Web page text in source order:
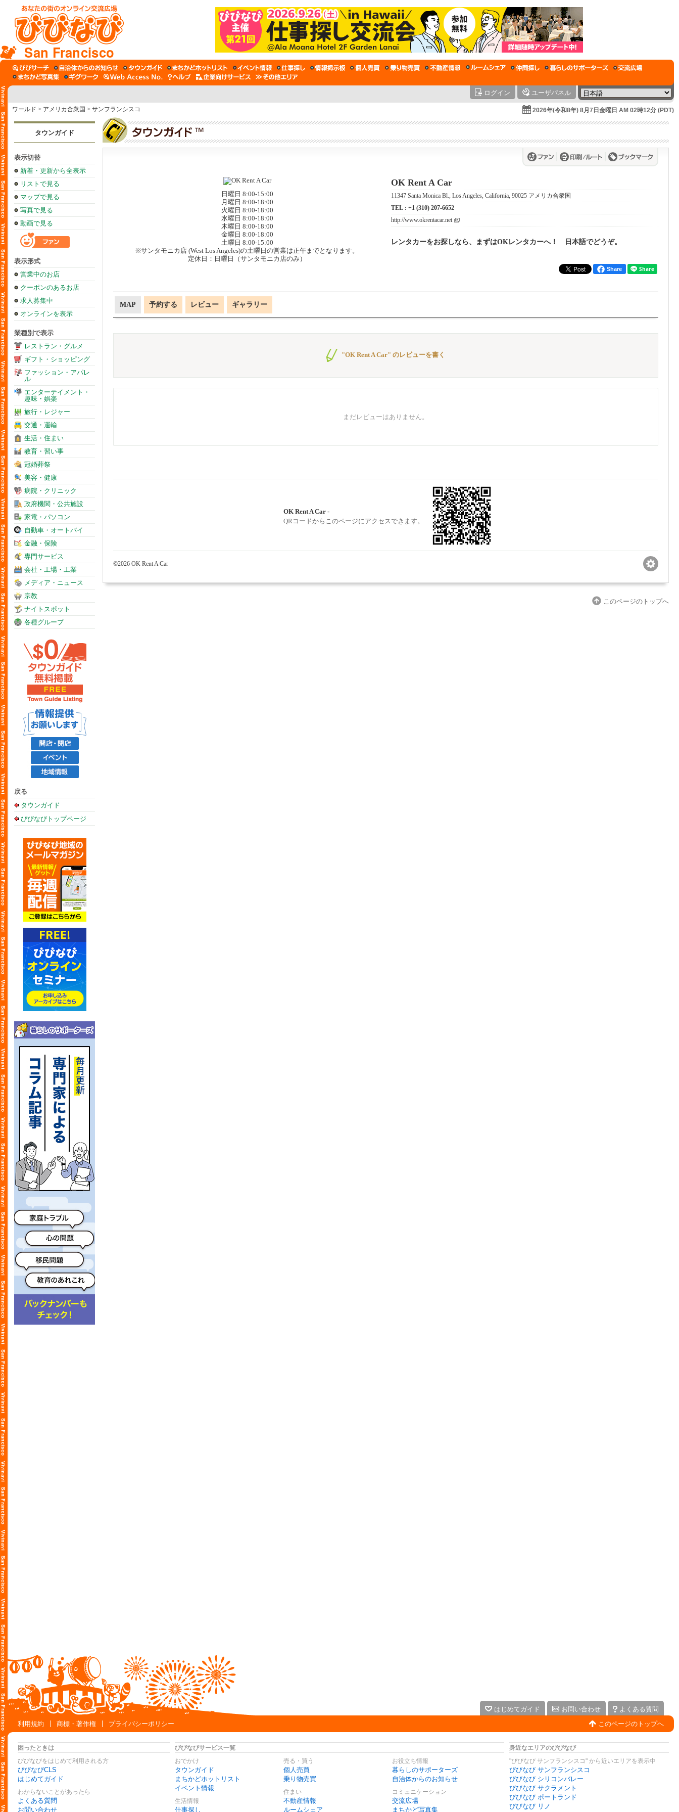
San Francisco
ログイン ユーザパネル
ワールド > アメリカ合衆国 > サンフランシスコ 2026年(令和8年) 8月7日金曜日 AM 02時12分 (PDT)
タウンガイド
表示切替
新着・更新から全表示
リストで見る
マップで見る
写真で見る
動画で見る
表示形式
営業中のお店
クーポンのあるお店
求人募集中
オンラインを表示
業種別で表示
レストラン・グルメ
ギフト・ショッピング
ファッション・アパレ
ル
エンターテイメント・
趣味・娯楽
旅行・レジャー
交通・運輸
生活・住まい
教育・習い事
冠婚葬祭
美容・健康
病院・クリニック
政府機関・公共施設
家電・パソコン
自動車・オートバイ
金融・保険
専門サービス
会社・工場・工業
メディア・ニュース
宗教
ナイトスポット
各種グループ
戻る
タウンガイド
びびなびトップページ
日曜日 8:00-15:00
月曜日 8:00-18:00
火曜日 8:00-18:00
水曜日 8:00-18:00
木曜日 8:00-18:00
金曜日 8:00-18:00
土曜日 8:00-15:00
※サンタモニカ店 (West Los Angeles)の土曜日の営業は正午までとなります。
定休日：日曜日（サンタモニカ店のみ）
OK Rent A Car
11347 Santa Monica Bl., Los Angeles, California, 90025 アメリカ合衆国
TEL : +1 (310) 207-6652
http://www.okrentacar.net
レンタカーをお探しなら、まずはOKレンタカーへ！ 日本語でどうぞ。
Share
MAP 予約する レビュー ギャラリー
"OK Rent A Car" のレビューを書く
まだレビューはありません。
OK Rent A Car -
QRコードからこのページにアクセスできます。
©2026 OK Rent A Car
このページのトップへ
はじめてガイド お問い合わせ
よくある質問
利用規約
商標・著作権 プライバシーポリシー このページのトップへ
困ったときは
びびなびをはじめて利用される方
びびなびCLS
はじめてガイド
わからないことがあったら
よくある質問
お問い合わせ
びびなびサービス一覧
おでかけ
タウンガイド
まちかどホットリスト
イベント情報
生活情報
仕事探し
売る・買う
個人売買
乗り物売買
住まい
不動産情報
ルームシェア
お役立ち情報
暮らしのサポーターズ
自治体からのお知らせ
コミュニケーション
交流広場
まちかど写真集
身近なエリアのびびなび
"びびなび サンフランシスコ" から近いエリアを表示中
びびなび サンフランシスコ
びびなび シリコンバレー
びびなび サクラメント
びびなび ポートランド
びびなび リノ